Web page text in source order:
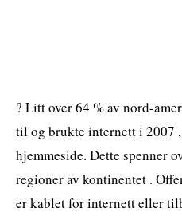
? Litt over 64 % av nord-
til og brukte internett i 2007
hjemmeside. Dette spenner
regioner av kontinentet .
er kablet for internett eller